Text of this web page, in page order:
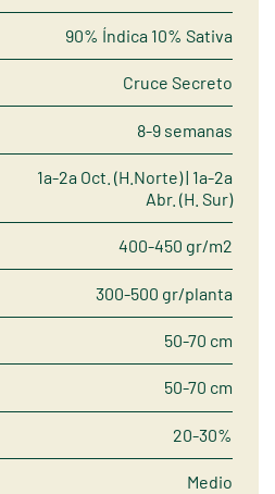
90% Índica 10% Sativa
Cruce Secreto
8-9 semanas
1a-2a Oct. (H.Norte) | 1a-2a
Abr. (H. Sur)
400-450 gr/m2
300-500 gr/planta
50-70 cm
50-70 cm
20-30%
Medio